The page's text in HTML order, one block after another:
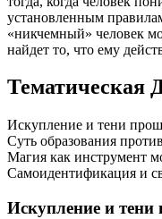
установленным
«никчемный» человек
найдет то, что ему
Тематическая
Искупление и тени
Суть образования
Магия как инструмент
Самоидентификация и
Искупление и тени